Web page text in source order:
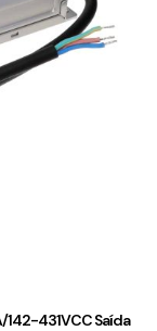
431VCC Saída